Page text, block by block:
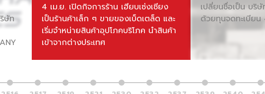
ษัท
4 เม.ย. เปิดกิจการร้าน เฮียบเซ่งเซียง
เป็นร้านค้าเล็ก ๆ ขายของเบ็ดเตล็ด และ
เริ่มจำหน่ายสินค้าอุปโภคบริโภค นำสินค้า
เข้าจากต่างประเทศ
เปลี่ยนชื่อเป็น บ
ด้วยทุนจดทะเบีย